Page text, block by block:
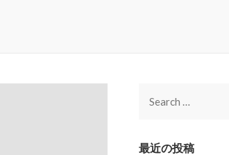
Search
最近の投稿